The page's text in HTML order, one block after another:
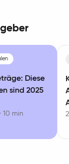
Diese
sind 2025
10 min